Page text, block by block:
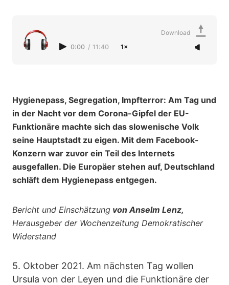
0:00 / 11:40 1×
Download
Hygienepass, Segregation, Impfterror: Am Tag und
in der Nacht vor dem Corona-Gipfel der EU-
Funktionäre machte sich das slowenische Volk
seine Hauptstadt zu eigen. Mit dem Facebook-
Konzern war zuvor ein Teil des Internets
ausgefallen. Die Europäer stehen auf, Deutschland
schläft dem Hygienepass entgegen.
Bericht und Einschätzung von Anselm Lenz,
Herausgeber der Wochenzeitung Demokratischer
Widerstand
5. Oktober 2021. Am nächsten Tag wollen
Ursula von der Leyen und die Funktionäre der